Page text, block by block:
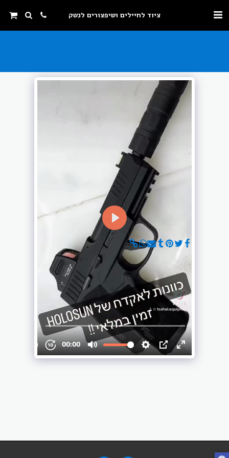
ציוד לחיילים ושיפצורים לנשק
צפה בגלריה המלאה